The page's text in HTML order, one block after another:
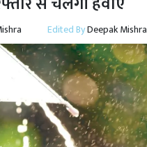
Edited ByDeepak Mishra